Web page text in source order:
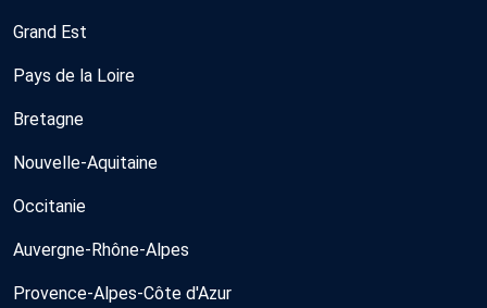
Grand Est
Pays de la Loire
Bretagne
Nouvelle-Aquitaine
Occitanie
Auvergne-Rhône-Alpes
Provence-Alpes-Côte d'Azur